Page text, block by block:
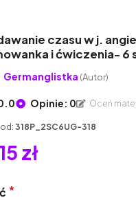
czasu w j.
i ćwiczenia- 6
Germanglistka (Autor)
Opinie: 0 Oceń
318P_2SC6UG-318
zł